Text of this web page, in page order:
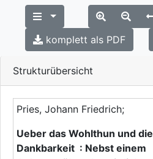
Strukturübersicht
Pries, Johann Friedrich;
Ueber das Wohlthun und die
Dankbarkeit : Nebst einem
komplett als PDF